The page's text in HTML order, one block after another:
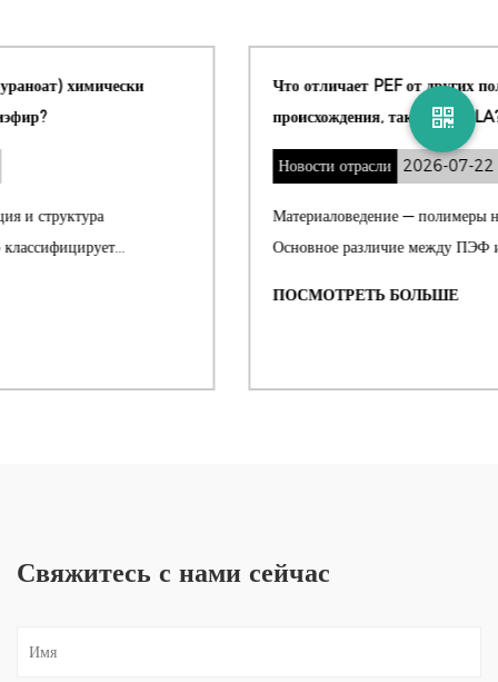
Что отличает PEF от других полиэфиров биологического
происхождения, таких как PLA?
Материаловедение — полимеры на биологической основе
Основное различие между ПЭФ и НОАК з...
Свяжитесь с нами сейчас